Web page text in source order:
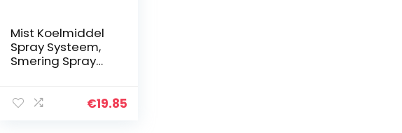
Mist Koelmiddel
Spray Systeem,
Smering Spray
CNC
€19.85